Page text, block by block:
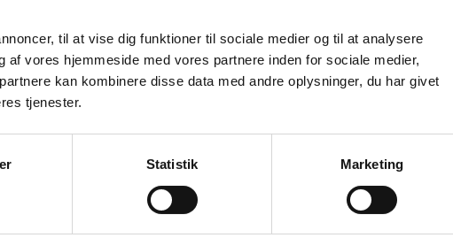
til at vise dig funktioner til sociale medier og til at analysere
vores hjemmeside med vores partnere inden for sociale medier,
kan kombinere disse data med andre oplysninger, du har givet
tjenester.
Statistik Marketing
personoplysninger